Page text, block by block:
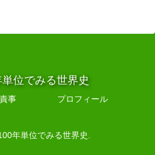
位でみる世界史
事
プロフィール
年単位でみる世界史.